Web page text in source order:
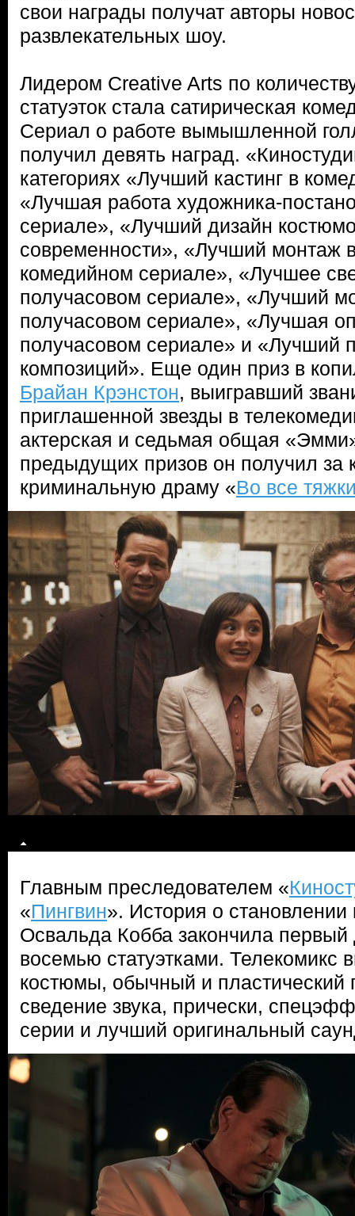
свои награды получат авторы
развлекательных шоу.
Лидером Creative Arts по
статуэток стала сатирическая
Сериал о работе вымышленной
получил девять наград.
категориях «Лучший кастинг в
«Лучшая работа художника-
сериале», «Лучший дизайн
современности», «Лучший монтаж
комедийном сериале», «Лучшее
получасовом сериале», «Лучший
получасовом сериале», «Лучшая
получасовом сериале» и «Лучший
композиций». Еще один приз в
Брайан Крэнстон, выигравший
приглашенной звезды в
актерская и седьмая общая
предыдущих призов он получил за
криминальную драму «Во все
Главным преследователем «
«Пингвин». История о
Освальда Кобба закончила
восемью статуэтками. Телекомикс
костюмы, обычный и пластический
сведение звука, прически,
серии и лучший оригинальный